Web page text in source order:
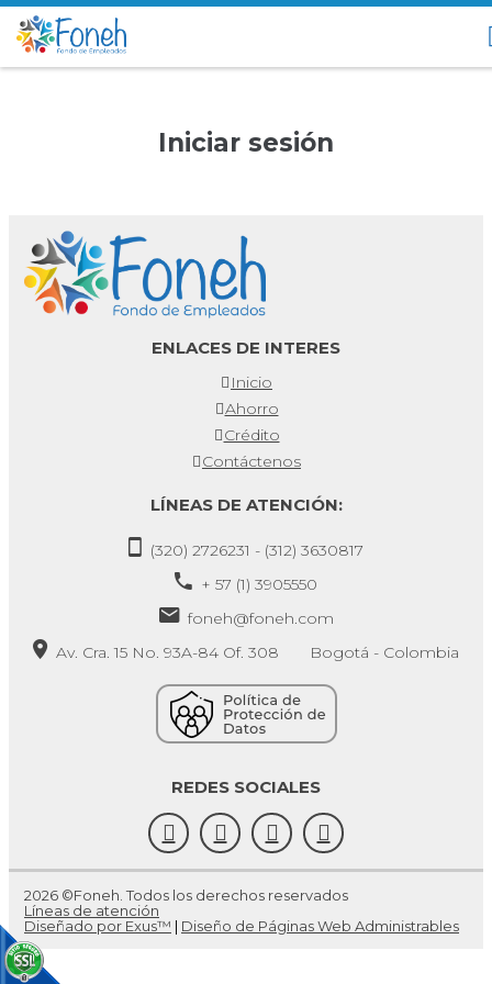
Iniciar sesión
ENLACES DE INTERES
Inicio
Ahorro
Crédito
Contáctenos
LÍNEAS DE ATENCIÓN:
(320) 2726231 - (312) 3630817
+ 57 (1) 3905550
foneh@foneh.com
Av. Cra. 15 No. 93A-84 Of. 308 Bogotá - Colombia
REDES SOCIALES
2026 ©Foneh. Todos los derechos reservados
Líneas de atención
Diseñado por Exus™ | Diseño de Páginas Web Administrables